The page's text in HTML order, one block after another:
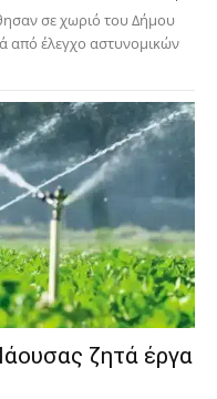
σε χωριό του Δήμου
από έλεγχο αστυνομικών
ζητά έργα